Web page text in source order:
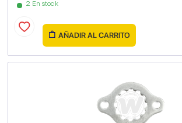
2 En stock
AÑADIR AL CARRITO